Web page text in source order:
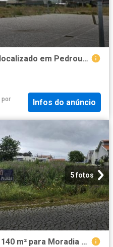
Terreno para Construção localizado em Pedrouços
por
Infos do anúncio
5 fotos
Terreno em Canidelo com 140 m² para Moradia de Sonho